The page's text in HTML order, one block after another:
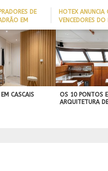
DE
EM
REVELA
MILIONÁRIO
HOTEX ANUNCIA
VENCEDORES DO
MAIORES NOMES
HOTELARIA 2026
CASCAIS
OS 10 PONTOS
ARQUITETURA